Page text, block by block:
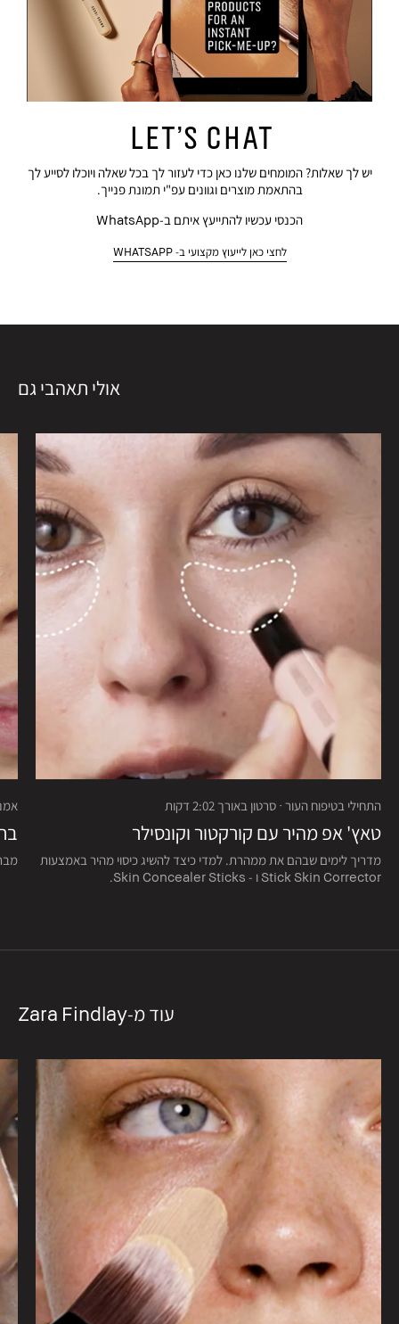
Let’s Chat
יש לך שאלות? המומחים שלנו כאן כדי לעזור לך בכל שאלה ויוכלו לסייע לך
בהתאמת מוצרים וגוונים עפ"י תמונת פנייך.
הכנסי עכשיו להתייעץ איתם ב-WhatsApp
לחצי כאן לייעוץ מקצועי ב- WHATSAPP
אולי תאהבי גם
התחילי בטיפוח העור · סרטון באורך 2:02 דקות
טאץ' אפ מהיר עם קורקטור וקונסילר
מדריך לימים שבהם את ממהרת. למדי כיצד להשיג כיסוי מהיר באמצעות
Stick Skin Corrector ו - Skin Concealer Sticks.
עוד מ-Zara Findlay